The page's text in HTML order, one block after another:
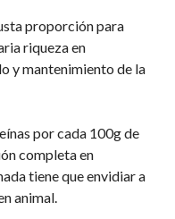
proporción para
riqueza en
y mantenimiento de la
por cada 100g de
completa en
tiene que envidiar a
animal.